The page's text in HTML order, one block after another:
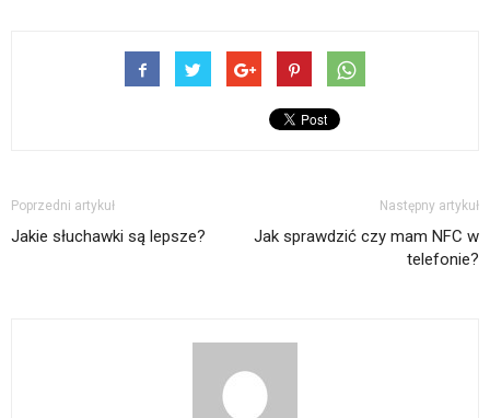
Poprzedni artykuł
Jakie słuchawki są lepsze?
Następny artykuł
Jak sprawdzić czy mam NFC w
telefonie?